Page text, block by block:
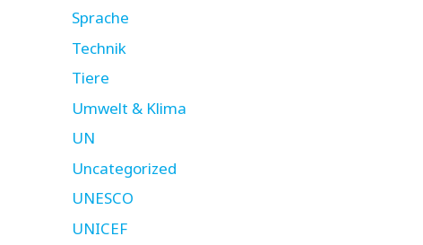
Sprache
Technik
Tiere
Umwelt & Klima
UN
Uncategorized
UNESCO
UNICEF